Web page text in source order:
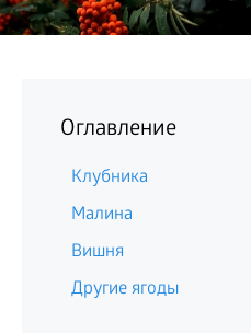
Оглавление
Клубника
Малина
Вишня
Другие ягоды